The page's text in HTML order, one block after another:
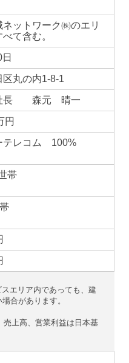
ネットワーク㈱のエリ
て含む。
丸の内1-8-1
社長 森元 晴一
円
テレコム 100%
帯
エリア内であっても、建
合があります。
上高、営業利益は日本基